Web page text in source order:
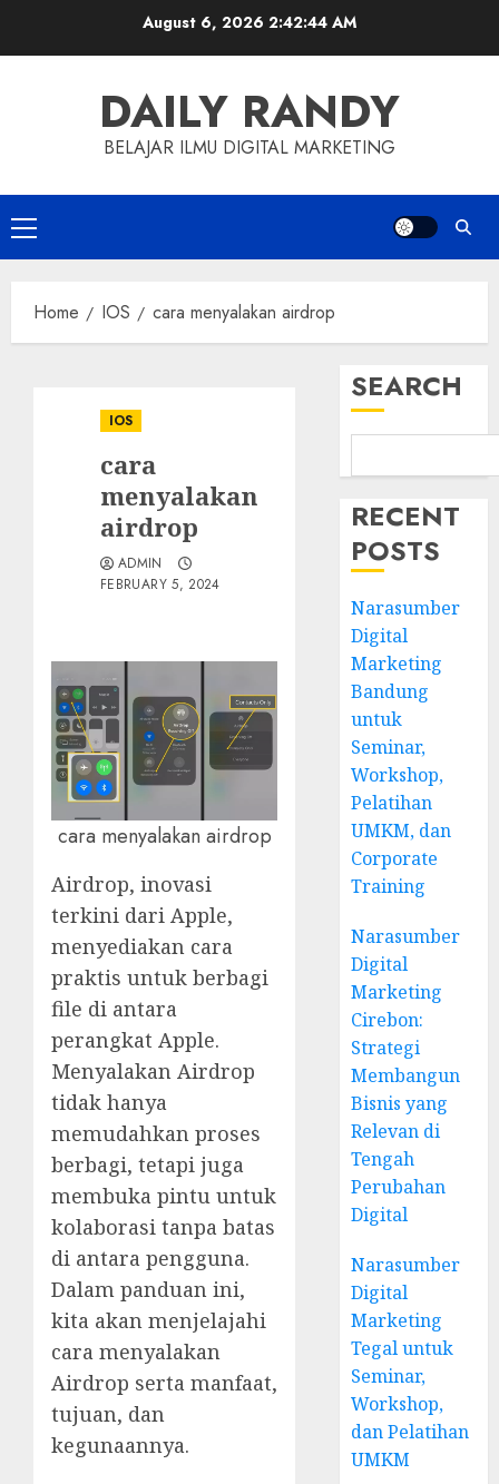
August 6, 2026 2:42:45 AM
DAILY RANDY
BELAJAR ILMU DIGITAL MARKETING
Primary
Menu
Home IOS cara menyalakan airdrop
IOS
cara
menyalakan
airdrop
ADMIN
FEBRUARY 5, 2024
cara menyalakan airdrop
Airdrop, inovasi
terkini dari Apple,
menyediakan cara
praktis untuk berbagi
file di antara
perangkat Apple.
Menyalakan Airdrop
tidak hanya
memudahkan proses
berbagi, tetapi juga
membuka pintu untuk
kolaborasi tanpa batas
di antara pengguna.
Dalam panduan ini,
kita akan menjelajahi
cara menyalakan
Airdrop serta manfaat,
tujuan, dan
kegunaannya.
SEARCH
RECENT
POSTS
Narasumber
Digital
Marketing
Bandung
untuk
Seminar,
Workshop,
Pelatihan
UMKM, dan
Corporate
Training
Narasumber
Digital
Marketing
Cirebon:
Strategi
Membangun
Bisnis yang
Relevan di
Tengah
Perubahan
Digital
Narasumber
Digital
Marketing
Tegal untuk
Seminar,
Workshop,
dan Pelatihan
UMKM